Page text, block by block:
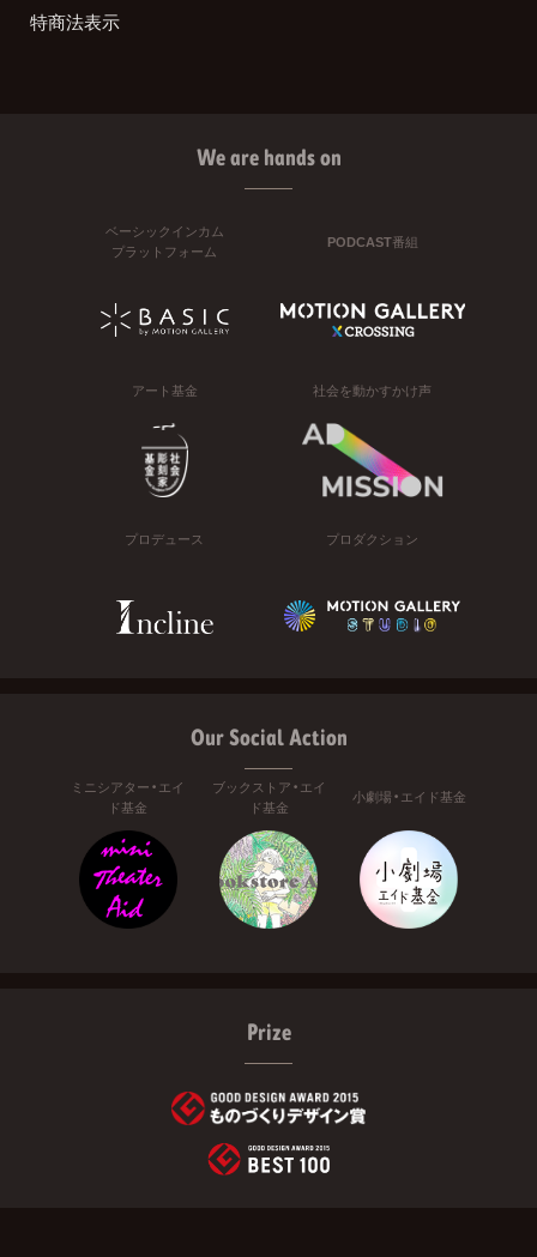
特商法表示
We are hands on
ベーシックインカム
プラットフォーム
PODCAST番組
アート基金 社会を動かすかけ声
プロデュース プロダクション
Our Social Action
ミニシアター・エイ
ド基金
ブックストア・エイ
ド基金
小劇場・エイド基金
Prize